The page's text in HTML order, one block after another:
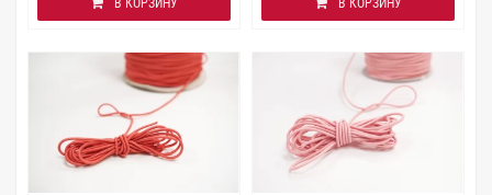
В КОРЗИНУ В КОРЗИНУ